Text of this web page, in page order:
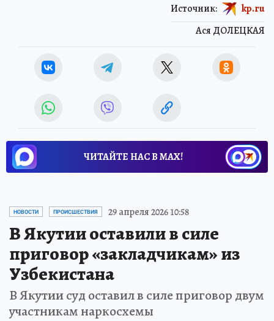
Ася ДОЛЕЦКАЯ
Источник: kp.ru
ЧИТАЙТЕ НАС В МАХ!
НОВОСТИ ПРОИСШЕСТВИЯ 29 апреля 2026 10:58
В Якутии оставили в силе
приговор «закладчикам» из
Узбекистана
В Якутии суд оставил в силе приговор двум
участникам наркосхемы